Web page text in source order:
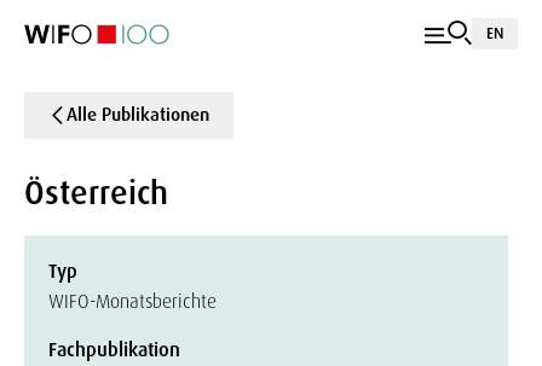
EN
Alle Publikationen
Österreich
Typ
WIFO-Monatsberichte
Fachpublikation